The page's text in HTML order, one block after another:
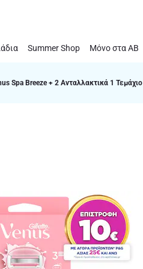
Summer Shop Μόνο στα ΑΒ
Spa Breeze + 2 Ανταλλακτικά 1 Τεμάχιο